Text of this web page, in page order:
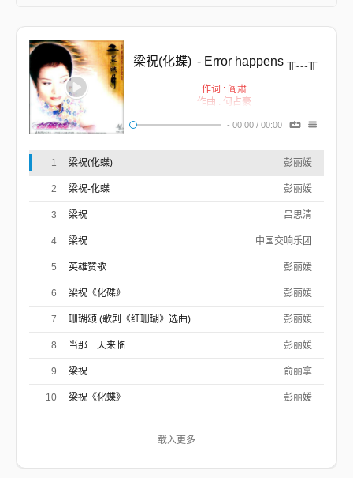
梁祝(化蝶) - Error happens ╥﹏╥
作词 : 阎肃
作曲 : 何占豪
碧草青青花盛开
楼台一别恨如海
- 00:00 / 00:00
1 梁祝(化蝶) 彭丽媛
2 梁祝-化蝶 彭丽媛
3 梁祝 吕思清
4 梁祝 中国交响乐团
5 英雄赞歌 彭丽媛
6 梁祝《化碟》 彭丽媛
7 珊瑚颂 (歌剧《红珊瑚》选曲) 彭丽媛
8 当那一天来临 彭丽媛
9 梁祝 俞丽拿
10 梁祝《化蝶》 彭丽媛
载入更多